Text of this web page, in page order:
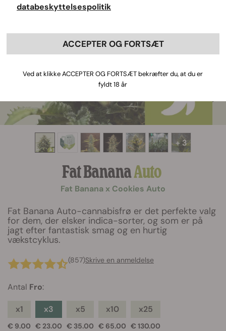
+ 3
Fat BananaAuto
Fat Banana x Cookies Auto
Fat Banana Auto-cannabisfrø er det perfekte valg
for dem, der elsker indica-sorter, og som er på
jagt efter fantastisk smag og en hurtig
vækstcyklus.
(857)Skrive en anmeldelse
Antal Fro:
x1
€ 9.00
x3
€ 23.00
x5
€ 35.00
x10
€ 65.00
x25
€ 130.00
databeskyttelsespolitik
ACCEPTER OG FORTSÆT
Ved at klikke ACCEPTER OG FORTSÆT bekræfter du, at du er
fyldt 18 år